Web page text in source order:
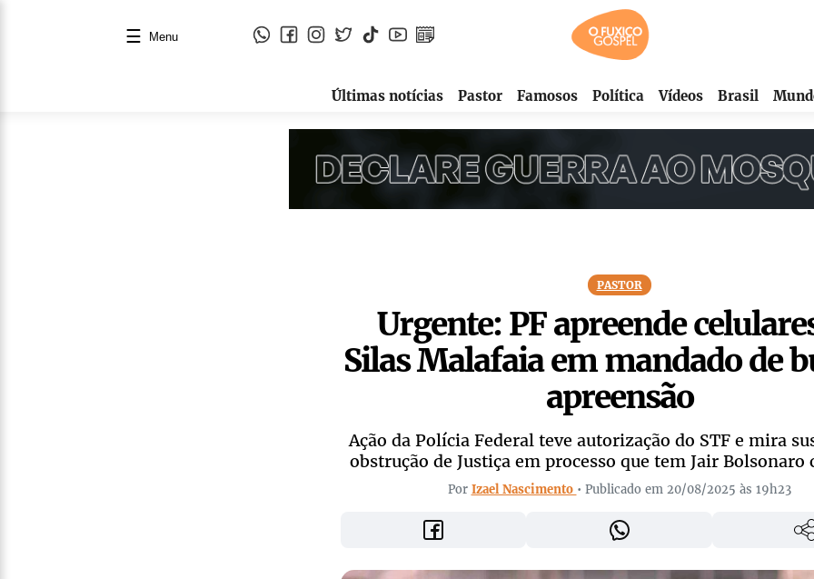
☰ Menu
Últimas notícias Pastor Famosos Política Vídeos Brasil
PASTOR
Urgente: PF apreende
Silas Malafaia em mandado de
apreensão
Ação da Polícia Federal teve autorização do STF e mira
obstrução de Justiça em processo que tem Jair Bolsonaro
Por Izael Nascimento • Publicado em 20/08/2025 às 19h23